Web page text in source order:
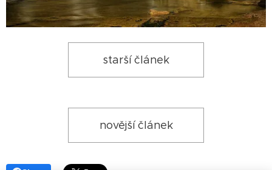
starší článek
novější článek